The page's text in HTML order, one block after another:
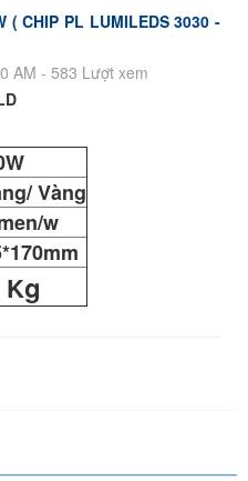
CHIP PL LUMILEDS 3030 -
AM - 583 Lượt xem
Vàng
w
Kg